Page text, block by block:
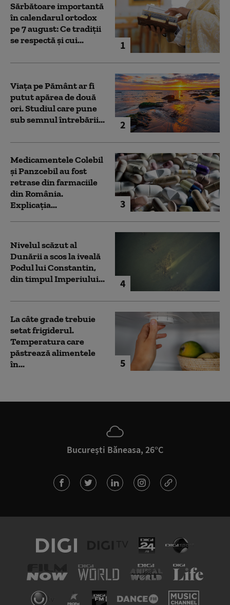
1
Sărbătoare importantă
în calendarul ortodox
pe 7 august: Ce tradiții
se respectă și cui...
2
Viața pe Pământ ar fi
putut apărea de două
ori. Studiul care pune
sub semnul întrebării...
3
Medicamentele Colebil
și Panzcebil au fost
retrase din farmaciile
din România.
Explicația...
4
Nivelul scăzut al
Dunării a scos la iveală
Podul lui Constantin,
din timpul Imperiului...
5
La câte grade trebuie
setat frigiderul.
Temperatura care
păstrează alimentele
în...
București Băneasa, 26°C